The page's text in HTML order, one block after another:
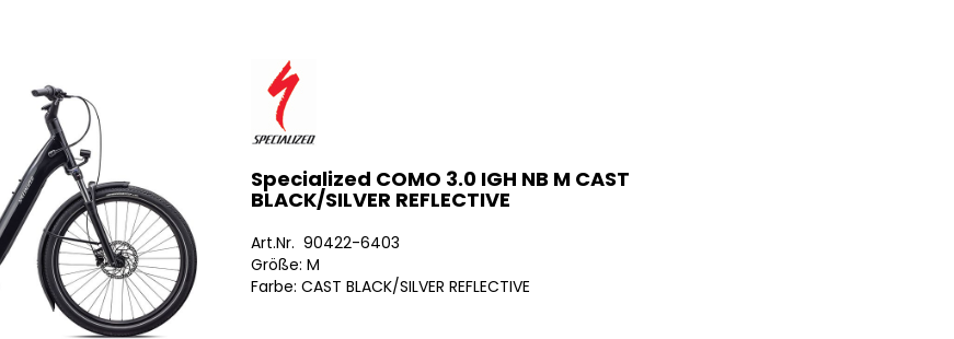
Specialized COMO 3.0 IGH NB M CAST
BLACK/SILVER REFLECTIVE
Art.Nr. 90422-6403
Größe: M
Farbe: CAST BLACK/SILVER REFLECTIVE